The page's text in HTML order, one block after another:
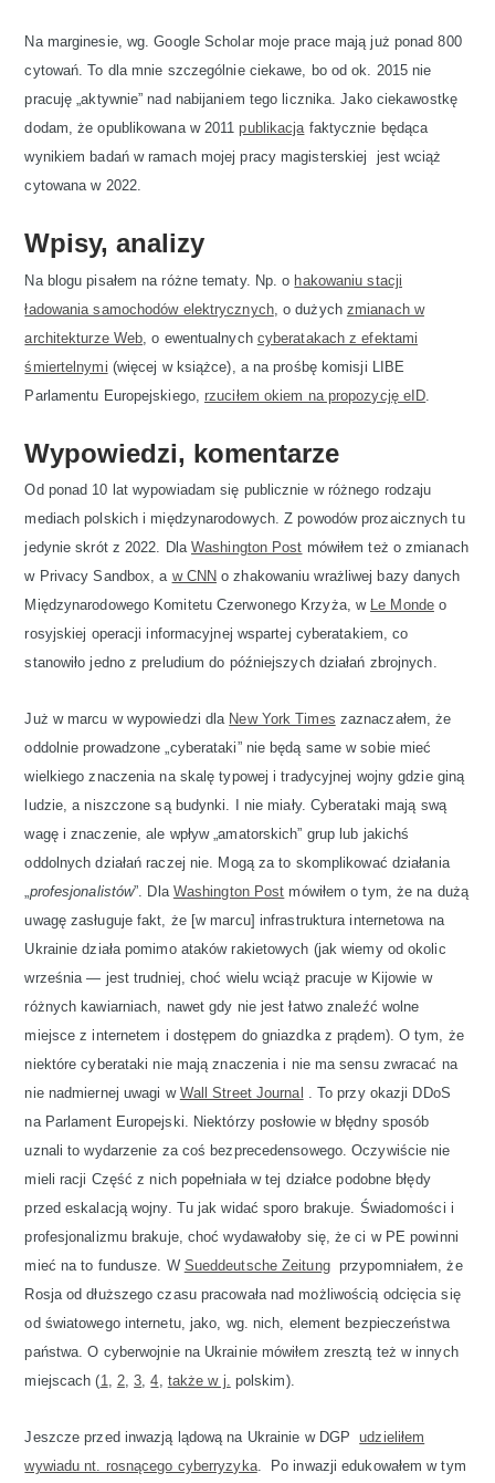
Na marginesie, wg. Google Scholar moje prace mają już ponad 800
cytowań. To dla mnie szczególnie ciekawe, bo od ok. 2015 nie
pracuję „aktywnie” nad nabijaniem tego licznika. Jako ciekawostkę
dodam, że opublikowana w 2011publikacjafaktycznie będąca
wynikiem badań w ramach mojej pracy magisterskiej jest wciąż
cytowana w 2022.
Wpisy, analizy
Na blogu pisałem na różne tematy. Np. o hakowaniu stacji
ładowania samochodów elektrycznych, o dużych zmianach w
architekturze Web , o ewentualnych cyberatakach z efektami
śmiertelnymi (więcej w książce), a na prośbę komisji LIBE
Parlamentu Europejskiego,rzuciłem okiem na propozycję eID
Wypowiedzi, komentarze
Od ponad 10 lat wypowiadam się publicznie w różnego rodzaju
mediach polskich i międzynarodowych. Z powodów prozaicznych tu
jedynie skrót z 2022. DlaWashington Post mówiłem też o zmianach
w Privacy Sandbox, a w CNN o zhakowaniu wrażliwej bazy danych
Międzynarodowego Komitetu Czerwonego Krzyża, w
Le Mondeo
rosyjskiej operacji informacyjnej wspartej cyberatakiem, co
stanowiło jedno z preludium do późniejszych działań zbrojnych.
Już w marcu w wypowiedzi dla New York Times zaznaczałem, że
oddolnie prowadzone „cyberataki” nie będą same w sobie mieć
wielkiego znaczenia na skalę typowej i tradycyjnej wojny gdzie giną
ludzie, a niszczone są budynki. I nie miały. Cyberataki mają swą
wagę i znaczenie, ale wpływ „amatorskich” grup lub jakichś
oddolnych działań raczej nie. Mogą za to skomplikować działania
profesjonalistów”. Dla Washington Post mówiłem o tym, że na dużą
uwagę zasługuje fakt, że [w marcu] infrastruktura internetowa na
Ukrainie działa pomimo ataków rakietowych (jak wiemy od okolic
września — jest trudniej, choć wielu wciąż pracuje w Kijowie w
różnych kawiarniach, nawet gdy nie jest łatwo znaleźć wolne
miejsce z internetem i dostępem do gniazdka z prądem). O tym, że
niektóre cyberataki nie mają znaczenia i nie ma sensu zwracać na
nie nadmiernej uwagi w Wall Street Journal
. To przy okazji DDoS
na Parlament Europejski. Niektórzy posłowie w błędny sposób
uznali to wydarzenie za coś bezprecedensowego. Oczywiście nie
mieli racji Część z nich popełniała w tej działce podobne błędy
przed eskalacją wojny. Tu jak widać sporo brakuje. Świadomości i
profesjonalizmu brakuje, choć wydawałoby się, że ci w PE powinni
mieć na to fundusze. W Sueddeutsche Zeitungprzypomniałem, że
Rosja od dłuższego czasu pracowała nad możliwością odcięcia się
od światowego internetu, jako, wg. nich, element bezpieczeństwa
państwa. O cyberwojnie na Ukrainie mówiłem zresztą też w innych
miejscach (1 2,3 ,4 także w j. polskim).
Jeszcze przed inwazją lądową na Ukrainie w DGPudzieliłem
wywiadu nt. rosnącego cyberryzyka. Po inwazji edukowałem w tym